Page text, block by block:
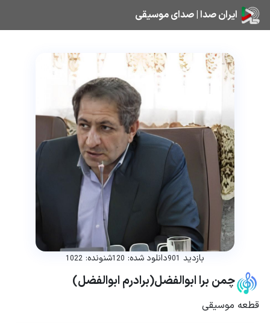
ایران صدا | صدای موسیقی
بازدید 901دانلود شده: 120شنونده: 1022
چمن برا ابوالفضل(برادرم ابوالفضل)
قطعه موسیقی